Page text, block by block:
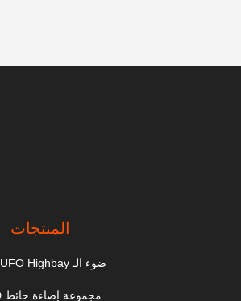
المنتجات
ضوء الـ LED UFO Highbay
مجموعة إضاءة حائط LED